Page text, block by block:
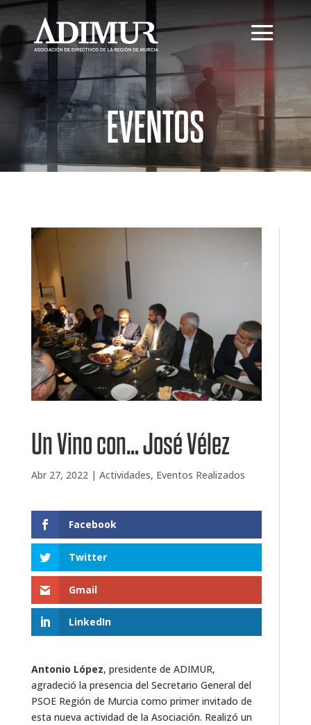
EVENTOS
Un Vino con… José Vélez
Abr 27, 2022| Actividades, Eventos Realizados
Facebook
Twitter
Gmail
LinkedIn
Antonio López, presidente de ADIMUR,
agradeció la presencia del Secretario General del
PSOE Región de Murcia como primer invitado de
esta nueva actividad de la Asociación. Realizó un